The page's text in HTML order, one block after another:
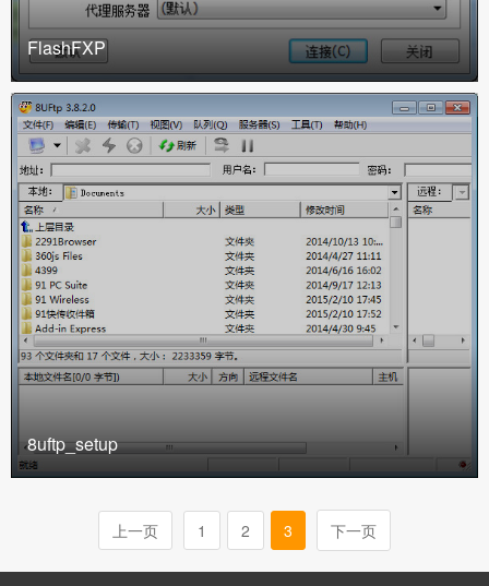
FlashFXP
8uftp_setup
上一页 1 2 3 下一页